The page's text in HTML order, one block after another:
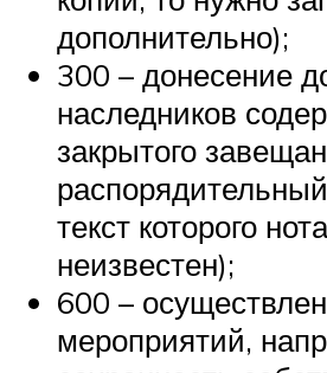
дополнительно);
300 – донесение
наследников
закрытого
текст которого
неизвестен);
600 –
мероприятий,